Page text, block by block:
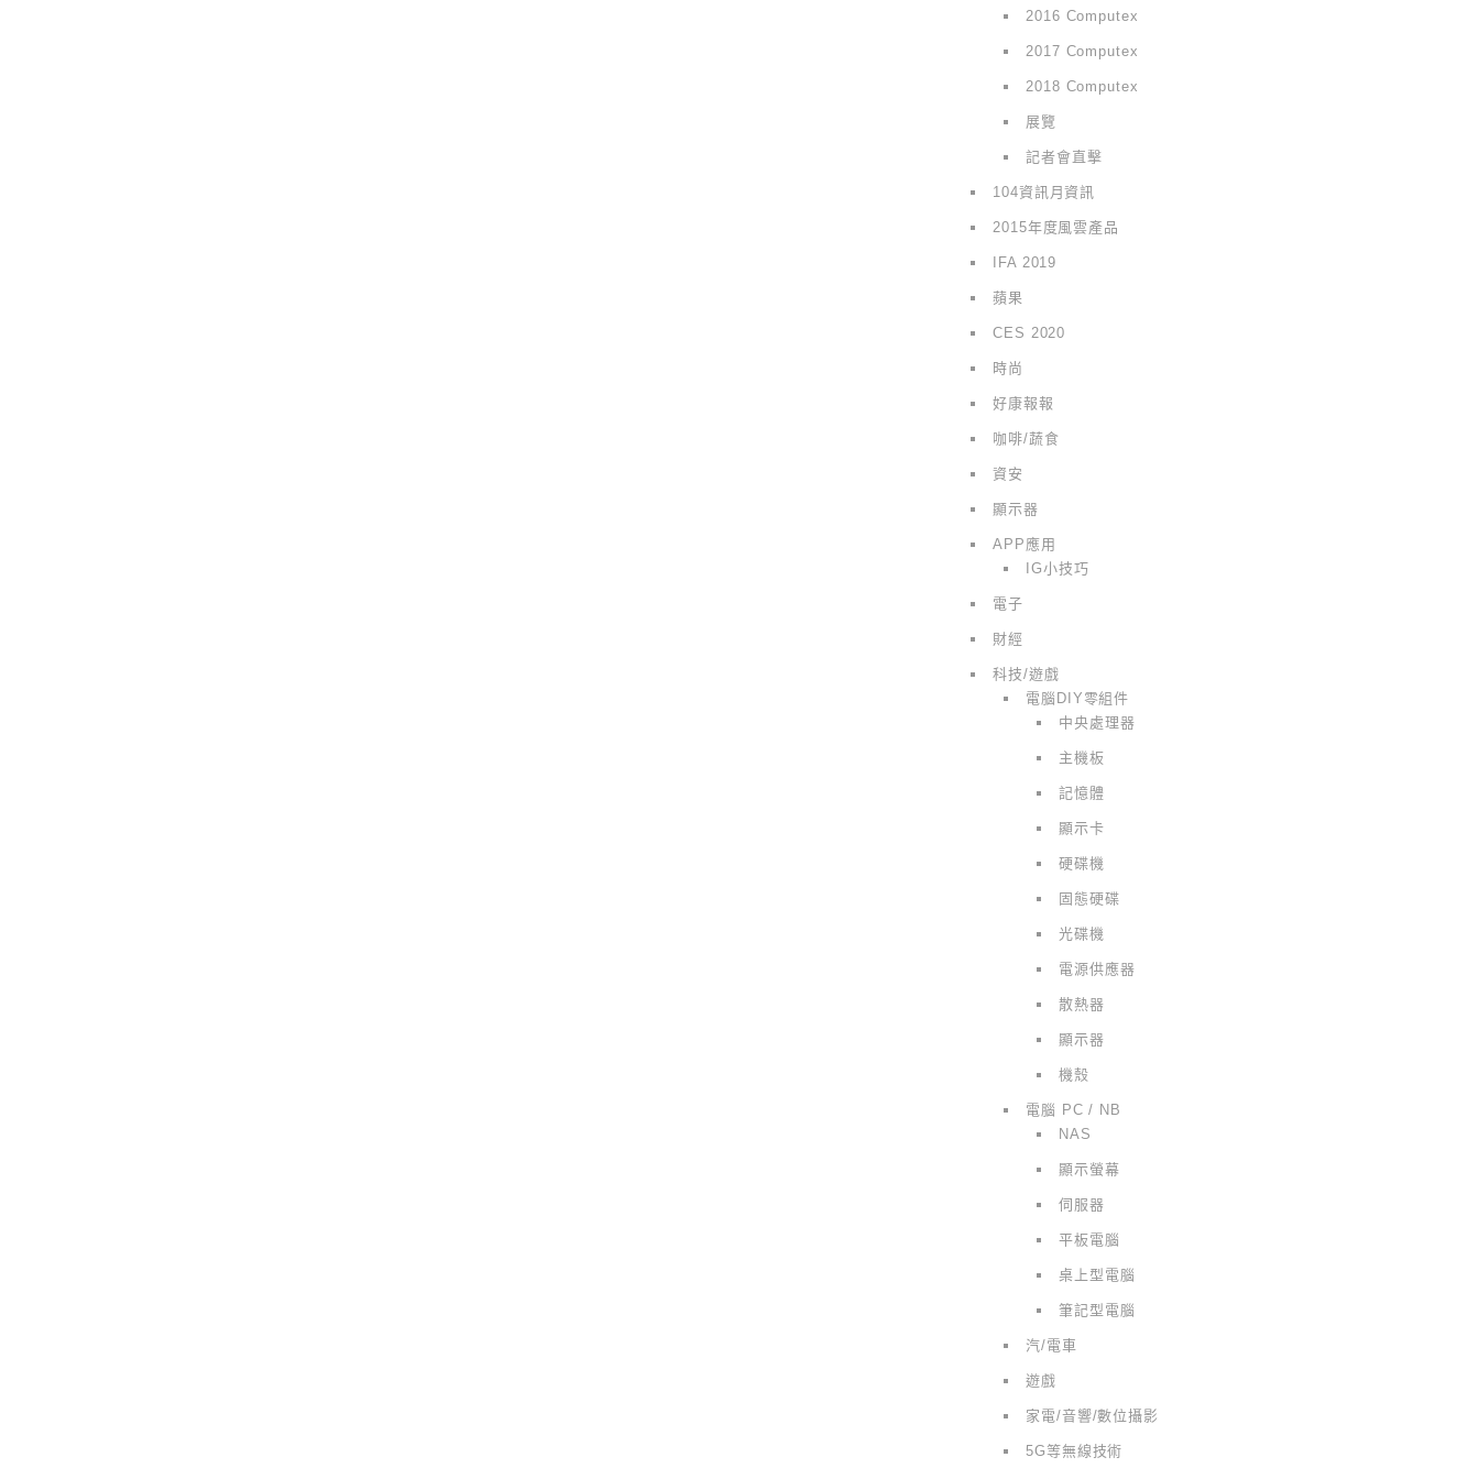
2016 Computex
2017 Computex
2018 Computex
展覽
記者會直擊
104資訊月資訊
2015年度風雲產品
IFA 2019
蘋果
CES 2020
時尚
好康報報
咖啡/蔬食
資安
顯示器
APP應用
IG小技巧
電子
財經
科技/遊戲
電腦DIY零組件
中央處理器
主機板
記憶體
顯示卡
硬碟機
固態硬碟
光碟機
電源供應器
散熱器
顯示器
機殼
電腦 PC / NB
NAS
顯示螢幕
伺服器
平板電腦
桌上型電腦
筆記型電腦
汽/電車
遊戲
家電/音響/數位攝影
5G等無線技術